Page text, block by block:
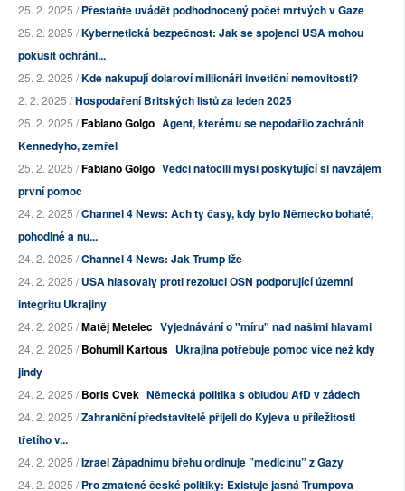
25. 2. 2025 /Přestaňte uvádět podhodnocený počet mrtvých v Gaze
25. 2. 2025 /Kybernetická bezpečnost: Jak se spojenci USA mohou
pokusit ochráni...
25. 2. 2025 /Kde nakupují dolaroví miliionáři invetiční nemovitosti?
2. 2. 2025 /Hospodaření Britských listů za leden 2025
25. 2. 2025 /Fabiano Golgo Agent, kterému se nepodařilo zachránit
Kennedyho, zemřel
25. 2. 2025 /Fabiano Golgo Vědci natočili myši poskytující si navzájem
první pomoc
24. 2. 2025 /Channel 4 News: Ach ty časy, kdy bylo Německo bohaté,
pohodlné a nu...
24. 2. 2025 /Channel 4 News: Jak Trump lže
24. 2. 2025 /USA hlasovaly proti rezoluci OSN podporující územní
integritu Ukrajiny
24. 2. 2025 /Matěj Metelec Vyjednávání o "míru" nad našimi hlavami
24. 2. 2025 /Bohumil Kartous Ukrajina potřebuje pomoc více než kdy
jindy
24. 2. 2025 /Boris Cvek Německá politika s obludou AfD v zádech
24. 2. 2025 /Zahraniční představitelé přijeli do Kyjeva u příležitosti
třetího v...
24. 2. 2025 /Izrael Západnímu břehu ordinuje ”medicínu” z Gazy
24. 2. 2025 /Pro zmatené české politiky: Existuje jasná Trumpova